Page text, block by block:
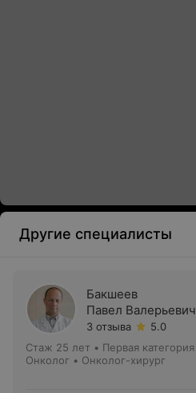
Другие специалисты
Бакшеев
Павел Валерьевич
3 отзыва
5.0
Стаж 25 лет • Первая категория
Онколог • Онколог-хирург